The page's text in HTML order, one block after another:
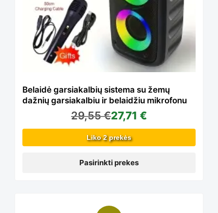
Belaidė garsiakalbių sistema su žemų
dažnių garsiakalbiu ir belaidžiu mikrofonu
29,55€27,71 €
Liko 2 prekės
Pasirinkti prekes
variants.
The
options
may